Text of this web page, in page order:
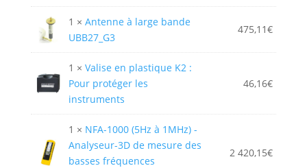
1 × Antenne à large bande
UBB27_G3
475,11€
1 × Valise en plastique K2 :
Pour protéger les
instruments
46,16€
1 × NFA-1000 (5Hz à 1MHz) -
Analyseur-3D de mesure des
basses fréquences
2 420,15€